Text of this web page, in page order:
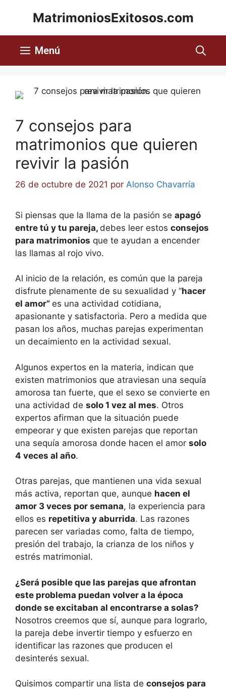
MatrimoniosExitosos.com
Menú
7 consejos para
matrimonios que quieren
revivir la pasión
26 de octubre de 2021 por Alonso Chavarría
Si piensas que la llama de la pasión se apagó
entre tú y tu pareja, debes leer estos consejos
para matrimonios que te ayudan a encender
las llamas al rojo vivo.
Al inicio de la relación, es común que la pareja
disfrute plenamente de su sexualidad y “hacer
el amor” es una actividad cotidiana,
apasionante y satisfactoria. Pero a medida que
pasan los años, muchas parejas experimentan
un decaimiento en la actividad sexual.
Algunos expertos en la materia, indican que
existen matrimonios que atraviesan una sequía
amorosa tan fuerte, que el sexo se convierte en
una actividad de solo 1 vez al mes. Otros
expertos afirman que la situación puede
empeorar y que existen parejas que reportan
una sequía amorosa donde hacen el amor solo
4 veces al año.
Otras parejas, que mantienen una vida sexual
más activa, reportan que, aunque hacen el
amor 3 veces por semana, la experiencia para
ellos es repetitiva y aburrida. Las razones
parecen ser variadas como, falta de tiempo,
presión del trabajo, la crianza de los niños y
estrés matrimonial.
¿Será posible que las parejas que afrontan
este problema puedan volver a la época
donde se excitaban al encontrarse a solas?
Nosotros creemos que sí, aunque para lograrlo,
la pareja debe invertir tiempo y esfuerzo en
identificar las razones que producen el
desinterés sexual.
Quisimos compartir una lista de consejos para